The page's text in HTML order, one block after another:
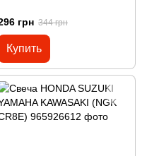
грн 344 грн
Купить